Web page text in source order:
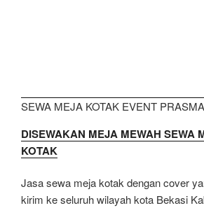
SEWA MEJA KOTAK EVENT
DISEWAKAN MEJA MEWAH SEWA
KOTAK
Jasa sewa meja kotak dengan cover
kirim ke seluruh wilayah kota Bekasi